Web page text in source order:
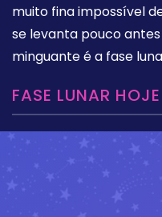
muito fina impossível
se levanta pouco
minguante é a fase
FASE LUNAR